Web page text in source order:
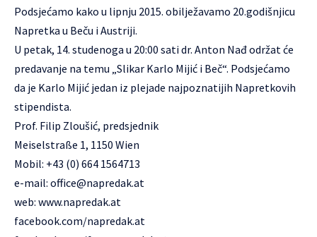
Podsjećamo kako u lipnju 2015. obilježavamo 20.godišnjicu
Napretka u Beču i Austriji.
U petak, 14. studenoga u 20:00 sati dr. Anton Nađ održat će
predavanje na temu „Slikar Karlo Mijić i Beč“. Podsjećamo
da je Karlo Mijić jedan iz plejade najpoznatijih Napretkovih
stipendista.
Prof. Filip Zloušić, predsjednik
Meiselstraße 1, 1150 Wien
Mobil: +43 (0) 664 1564713
e-mail: office@napredak.at
web: www.napredak.at
facebook.com/napredak.at